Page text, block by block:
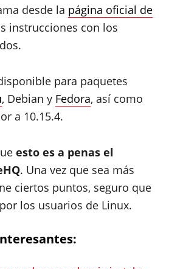
desde la página oficial de
instrucciones con los
para paquetes
, Debian y Fedora, así como
a 10.15.4.
esto es a penas el
. Una vez que sea más
ciertos puntos, seguro que
los usuarios de Linux.